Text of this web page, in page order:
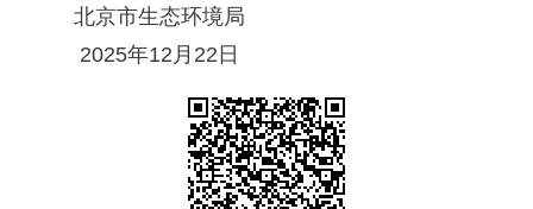
北京市生态环境局
2025年12月22日